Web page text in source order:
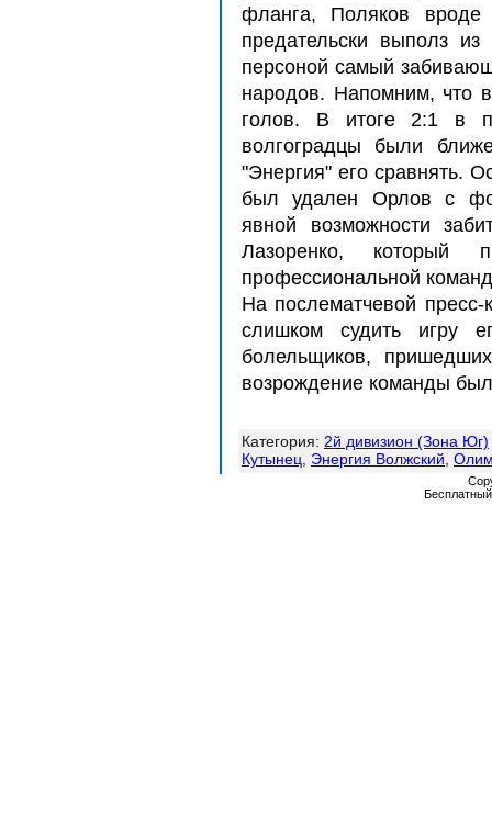
фланга, Поляков
предательски выполз
персоной самый
народов. Напомним, что
голов. В итоге 2:1 в
волгоградцы были
"Энергия" его сравнять.
был удален Орлов с
явной возможности
Лазоренко,
профессиональной
На послематчевой
слишком судить игру
болельщиков,
возрождение команды
Категория: 2й дивизион (Зона Юг)
Кутынец
Энергия Волжский